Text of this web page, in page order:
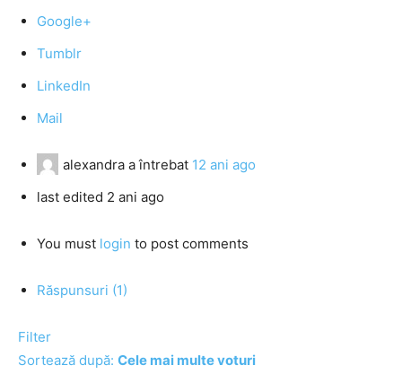
Google+
Tumblr
LinkedIn
Mail
alexandra a întrebat 12 ani ago
last edited 2 ani ago
You must login to post comments
Răspunsuri (1)
Filter
Sortează după: Cele mai multe voturi